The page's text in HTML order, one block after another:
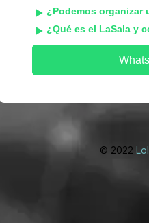
¿Podemos organizar
¿Qué es el LaSala y
© 2022